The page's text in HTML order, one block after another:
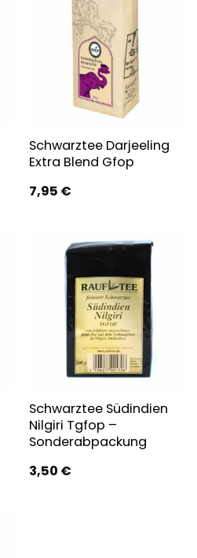
Schwarztee Darjeeling
Extra Blend Gfop
7,95 €
Schwarztee Südindien
Nilgiri Tgfop –
Sonderabpackung
3,50 €